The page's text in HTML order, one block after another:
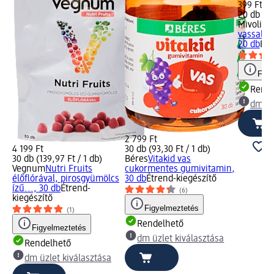
4 199 Ft
30 db (139,97 Ft / 1 db)
VegnumNutri Fruits
élőflórával, pirosgyümölcs
ízű..., 30 dbÉtrend-
kiegészítő
(1)
Figyelmeztetés
Rendelhető
dm üzlet kiválasztása
2 799 Ft
30 db (93,30 Ft / 1 db)
BéresVitakid vas
cukormentes gumivitamin,
30 dbÉtrend-kiegészítő
(6)
Figyelmeztetés
Rendelhető
dm üzlet kiválasztása
399 Ft
20 db
Mivolis
vassal
20 db
dm